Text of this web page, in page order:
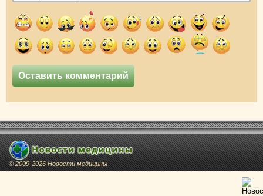
© 2009-2026 Новости медицины